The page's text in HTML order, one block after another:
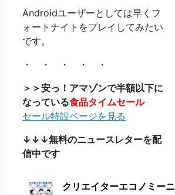
Androidユーザーとしては早くフ
ォートナイトをプレイしてみたい
です。
・ ・ ・ ・ ・
＞＞安っ！アマゾンで半額以下に
なっている食品タイムセール
セール特設ページを見る
↓↓↓無料のニュースレターを配
信中です